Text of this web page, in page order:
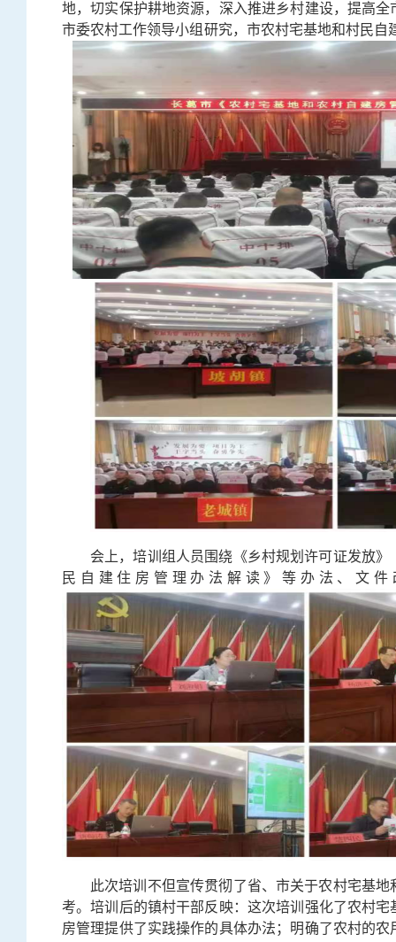
地，切实保护耕地资源，深入推进乡村建设，提高
市委农村工作领导小组研究，市农村宅基地和村民自
会上，培训组人员围绕《乡村规划许可证发放
民自建住房管理办法解读》等办法、文
此次培训不但宣传贯彻了省、市关于农村宅基
考。培训后的镇村干部反映：这次培训强化了农村
房管理提供了实践操作的具体办法；明确了农村的